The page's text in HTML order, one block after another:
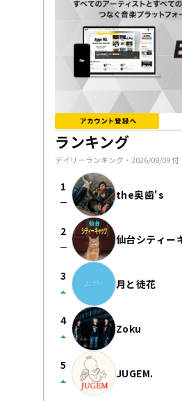
ランキング
デイリーランキング・ 2026/08/09付
1
check_indeterminate_small the奥歯's
2
check_indeterminate_small 仙台シティー
3
arrow_drop_up 月と徒花
4
arrow_drop_up Zoku
5
arrow_drop_up JUGEM.